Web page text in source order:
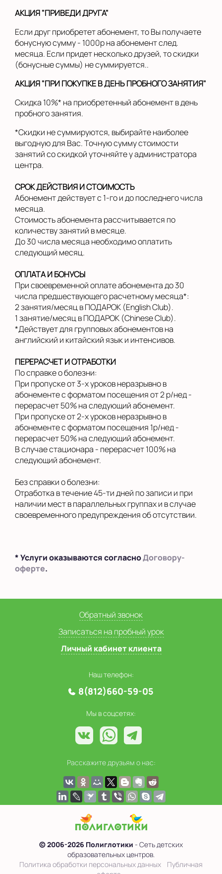
АКЦИЯ "ПРИВЕДИ ДРУГА"
Если друг приобретет абонемент, то Вы получаете
бонусную сумму - 1000р на абонемент след.
месяца. Если придет несколько друзей, то скидки
(бонусные суммы) не суммируется..
АКЦИЯ "ПРИ ПОКУПКЕ В ДЕНЬ ПРОБНОГО ЗАНЯТИЯ"
Скидка 10%* на приобретенный абонемент в день
пробного занятия.
*Скидки не суммируются, выбирайте наиболее
выгодную для Вас. Точную сумму стоимости
занятий со скидкой уточняйте у администратора
центра.
СРОК ДЕЙСТВИЯ И СТОИМОСТЬ
Абонемент действует с 1-го и до последнего числа
месяца.
Стоимость абонемента рассчитывается по
количеству занятий в месяце.
До 30 числа месяца необходимо оплатить
следующий месяц.
ОПЛАТА И БОНУСЫ
При своевременной оплате абонемента до 30
числа предшествующего расчетному месяца*:
2 занятия/месяц в ПОДАРОК (English Club).
1 занятие/месяц в ПОДАРОК (Chinese Club).
*Действует для групповых абонементов на
английский и китайский язык и интенсивов.
ПЕРЕРАСЧЕТ И ОТРАБОТКИ
По справке о болезни:
При пропуске от 3-х уроков неразрывно в
абонементе с форматом посещения от 2 р/нед -
перерасчет 50% на следующий абонемент.
При пропуске от 2-х уроков неразрывно в
абонементе с форматом посещения 1р/нед -
перерасчет 50% на следующий абонемент.
В случае стационара - перерасчет 100% на
следующий абонемент.
Без справки о болезни:
Отработка в течение 45-ти дней по записи и при
наличии мест в параллельных группах и в случае
своевременного предупреждения об отсутствии.
* Услуги оказываются согласноДоговору-
оферте.
Обратный звонок
Записаться на пробный урок
Личный кабинет клиента
Наш телефон:
8(812)660-59-05
Мы в соцсетях:
Расскажите друзьям о нас:
© 2006-2026 Полиглотики - Сеть детских
образовательных центров.
Политика обработки персональных данных
Публичная